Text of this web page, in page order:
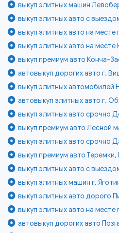
выкуп элитных машин
выкуп элитных авто с
выкуп элитных авто на месте
выкуп элитных авто на месте
выкуп премиум авто Конча-
автовыкуп дорогих авто г.
выкуп элитных автомобилей
автовыкуп элитных авто г.
выкуп элитных авто срочно
выкуп премиум авто Лесной
выкуп элитных авто срочно
выкуп премиум авто Теремки,
выкуп элитных авто с
выкуп элитных машин г.
выкуп элитных авто дорого
выкуп элитных авто на месте
автовыкуп дорогих авто